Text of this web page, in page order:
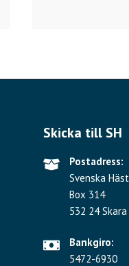
Skicka till SH
Postadress:
Svenska
Box 314
532 24 Skara
Bankgiro:
5472-6930